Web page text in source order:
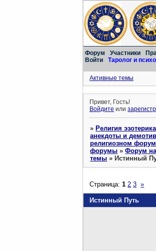
Форум Участники
Войти
Таролог и
Активные темы
Привет, Гость!
Войдите или
»Религия
анекдоты и
религиозном
форумы »Форум
темы »Истинный
Истинный Путь
Страница:1 2 3 »